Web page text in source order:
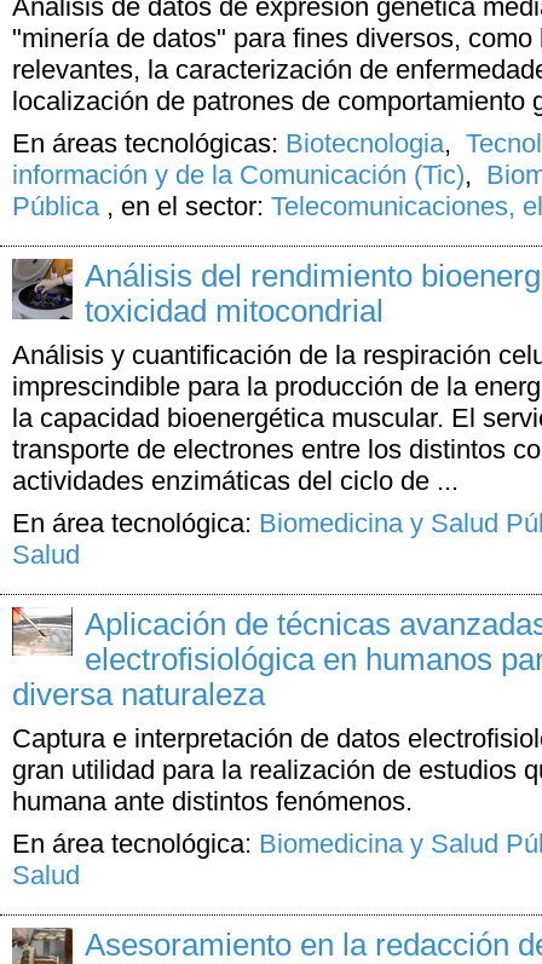
Análisis de datos de expresión genética
"minería de datos" para fines diversos,
relevantes, la caracterización de
localización de patrones de comportamiento
En áreas tecnológicas: Biotecnologia,
información y de la Comunicación (Tic),
Pública , en el sector: Telecomunicaciones,
Análisis del rendimiento
toxicidad mitocondrial
Análisis y cuantificación de la respiración
imprescindible para la producción de la
la capacidad bioenergética muscular. El
transporte de electrones entre los distintos
actividades enzimáticas del ciclo de ...
En área tecnológica: Biomedicina y Salud
Salud
Aplicación de técnicas
electrofisiológica en humanos
diversa naturaleza
Captura e interpretación de datos
gran utilidad para la realización de estudios
humana ante distintos fenómenos.
En área tecnológica: Biomedicina y Salud
Salud
Asesoramiento en la redacción